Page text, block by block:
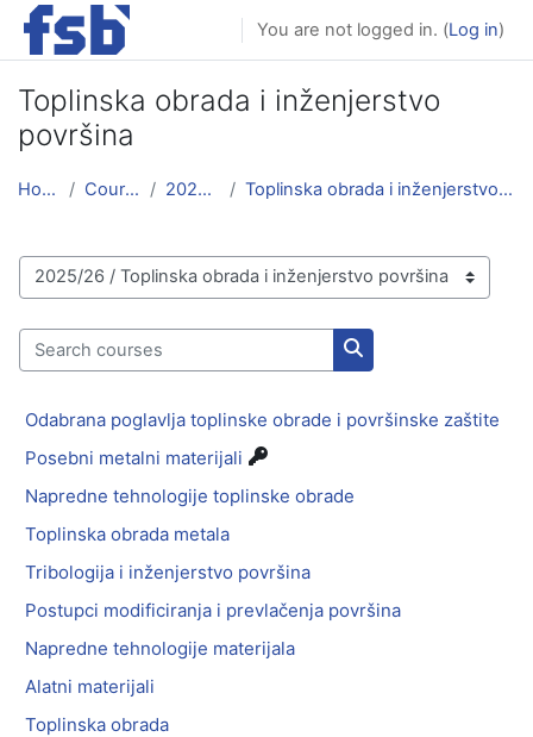
Skip to main content
You are not logged in. (Log in)
Toplinska obrada i inženjerstvo
površina
Home Courses 2025/26 Toplinska obrada i inženjerstvo površina
Course categories
Search courses
Search courses
Odabrana poglavlja toplinske obrade i površinske zaštite
Posebni metalni materijali
Napredne tehnologije toplinske obrade
Toplinska obrada metala
Tribologija i inženjerstvo površina
Postupci modificiranja i prevlačenja površina
Napredne tehnologije materijala
Alatni materijali
Toplinska obrada